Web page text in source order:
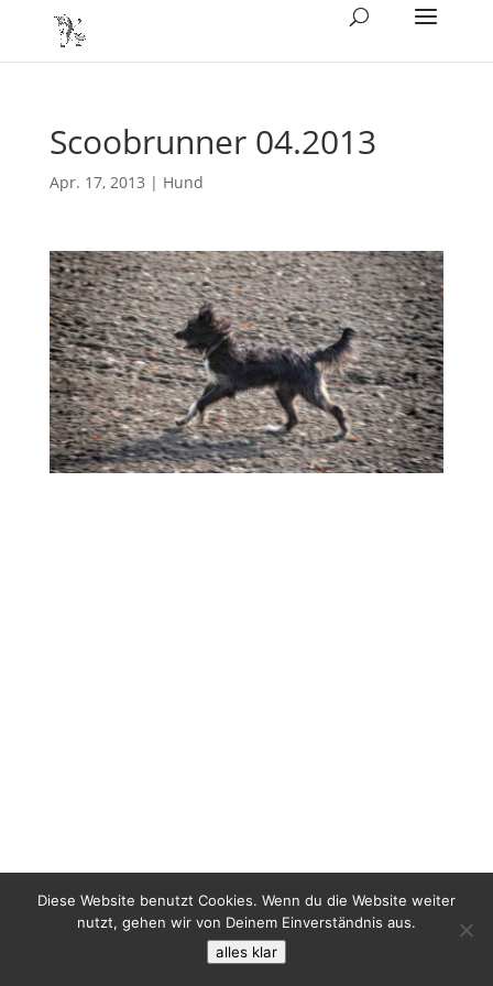
Scoobrunner 04.2013
Apr. 17, 2013 | Hund
Diese Website benutzt Cookies. Wenn du die Website weiter
nutzt, gehen wir von Deinem Einverständnis aus.
alles klar